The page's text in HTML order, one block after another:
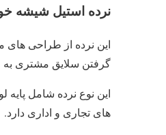
نرده استیل شیشه
این نرده از طراحی
گرفتن سلایق مشتری
این نوع نرده شامل پایه
های تجاری و اداری دارد.